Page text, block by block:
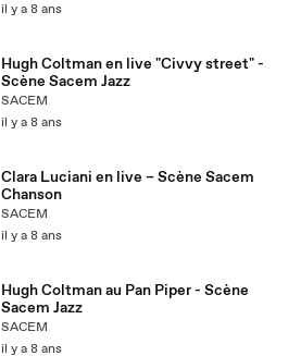
il y a 8 ans
Hugh Coltman en live "Civvy street" -
Scène Sacem Jazz
SACEM
il y a 8 ans
Clara Luciani en live – Scène Sacem
Chanson
SACEM
il y a 8 ans
Hugh Coltman au Pan Piper - Scène
Sacem Jazz
SACEM
il y a 8 ans